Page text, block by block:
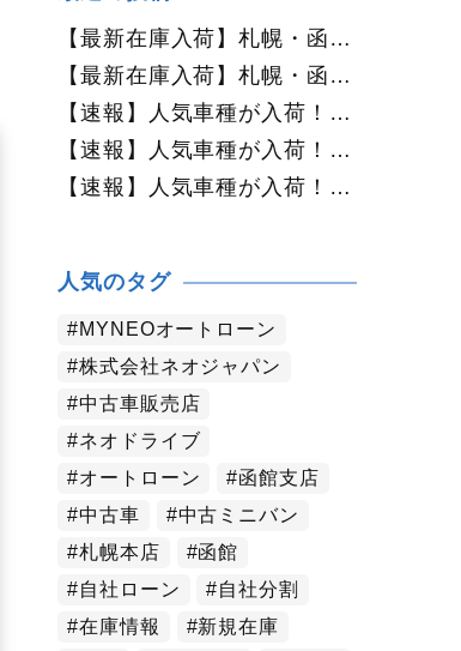
【最新在庫入荷】札幌・函館で人気の中古車が続々入庫中｜早い者勝ち！【日産 セレナ2.0HスターVセレクション+Safety 4WD】
【最新在庫入荷】札幌・函館で人気の中古車が続々入庫中｜早い者勝ち！【ホンダ オデッセイ2.4Mエアロパッケージ 4WD】
【速報】人気車種が入荷！札幌で中古車を探すなら今がチャンス！早い者勝ち！【トヨタ・シエンタ1.5G 4WD】
【速報】人気車種が入荷！札幌で中古車を探すなら今がチャンス！早い者勝ち！【日産・エルグランド 3.5 350ハイウェイスターアーバンクロム4WD】
【速報】人気車種が入荷！札幌で中古車を探すなら今がチャンス！早い者勝ち！【ホンダ・オデッセイ 2.4アブソルートEXホンダセンシング 4WD】
人気のタグ
MYNEOオートローン
株式会社ネオジャパン
中古車販売店
ネオドライブ
オートローン
函館支店
中古車
中古ミニバン
札幌本店
函館
自社ローン
自社分割
在庫情報
新規在庫